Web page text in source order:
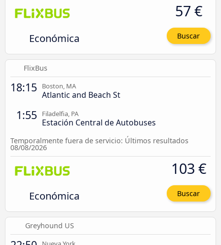
Económica
57 €
Buscar
FlixBus
18:15 Boston, MA
Atlantic and Beach St
1:55 Filadelfia, PA
Estación Central de Autobuses
Temporalmente fuera de servicio: Últimos resultados
08/08/2026
Económica
103 €
Buscar
Greyhound US